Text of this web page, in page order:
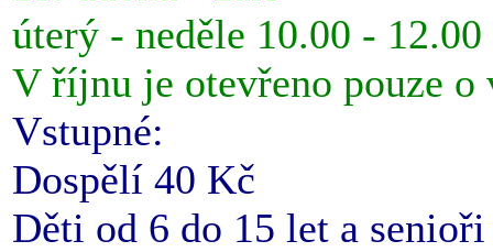
úterý - neděle 10.00 -
V říjnu je otevřeno pouze o
Vstupné:
Dospělí 40 Kč
Děti od 6 do 15 let a